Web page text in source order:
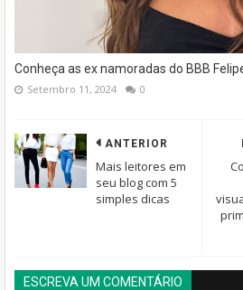
Conheça as ex namoradas do BBB
Setembro 11, 2024 0
ANTERIOR
Mais leitores em
seu blog com 5
simples dicas
ESCREVA UM COMENTÁRIO